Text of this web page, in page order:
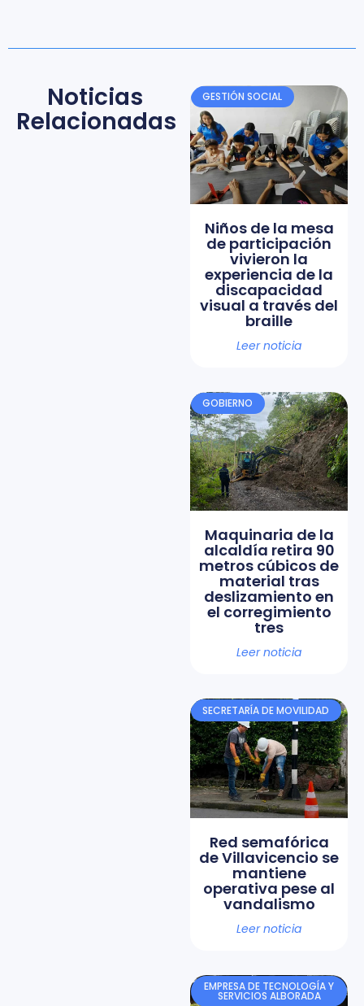
Noticias
Relacionadas
GESTIÓN SOCIAL
Niños de la mesa
de participación
vivieron la
experiencia de la
discapacidad
visual a través del
braille
Leer noticia
GOBIERNO
Maquinaria de la
alcaldía retira 90
metros cúbicos de
material tras
deslizamiento en
el corregimiento
tres
Leer noticia
SECRETARÍA DE MOVILIDAD
Red semafórica
de Villavicencio se
mantiene
operativa pese al
vandalismo
Leer noticia
EMPRESA DE TECNOLOGÍA Y
SERVICIOS ALBORADA